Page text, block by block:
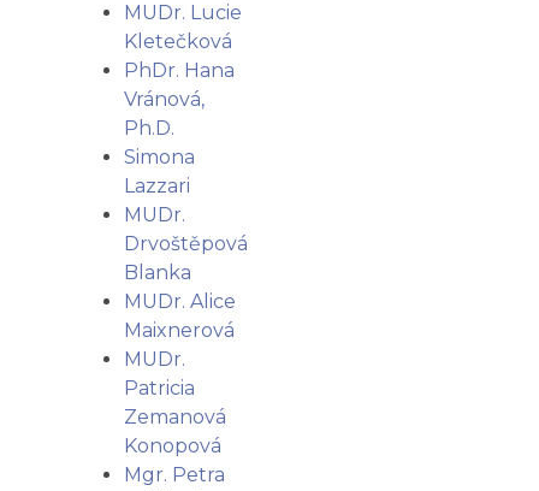
MUDr. Lucie
Kletečková
PhDr. Hana
Vránová,
Ph.D.
Simona
Lazzari
MUDr.
Drvoštěpová
Blanka
MUDr. Alice
Maixnerová
MUDr.
Patricia
Zemanová
Konopová
Mgr. Petra